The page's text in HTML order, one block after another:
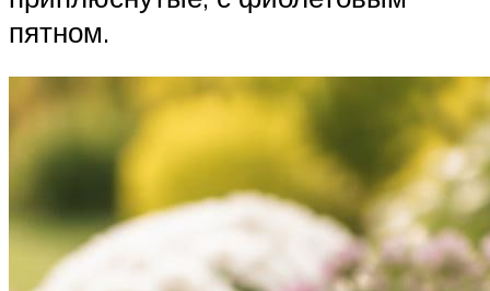
пятном.